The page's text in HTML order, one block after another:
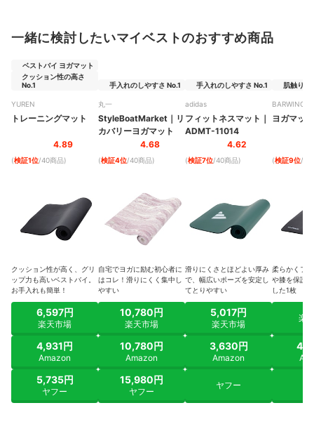
一緒に検討したいマイベストのおすすめ商品
ベストバイ ヨガマット
クッション性の高さ
No.1
YUREN
トレーニングマット
4.89
(検証1位/40商品)
クッション性が高く、グリ
ップ力も高いベストバイ。
お手入れも簡単！
6,597円
楽天市場
4,931円
Amazon
5,735円
ヤフー
手入れのしやすさ No.1
丸一
StyleBoatMarket ｜ リ
カバリーヨガマット
4.68
(検証4位/40商品)
自宅でヨガに励む初心者に
はコレ！滑りにくく集中し
やすい
10,780円
楽天市場
10,780円
Amazon
15,980円
ヤフー
手入れのしやすさ No.1
adidas
フィットネスマット ｜
ADMT-11014
4.62
(検証7位/40商品)
滑りにくさとほどよい厚み
で、幅広いポーズを安定し
てとりやすい
5,017円
楽天市場
3,630円
Amazon
ヤフー
肌触りの
BARWING
ヨガマット
(検証9位/40
柔らかくフ
や膝を保護
した1枚
楽